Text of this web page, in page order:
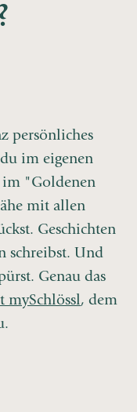
persönliches
im eigenen
im "Goldenen
mit allen
Geschichten
schreibst. Und
Genau das
mySchlössl, dem